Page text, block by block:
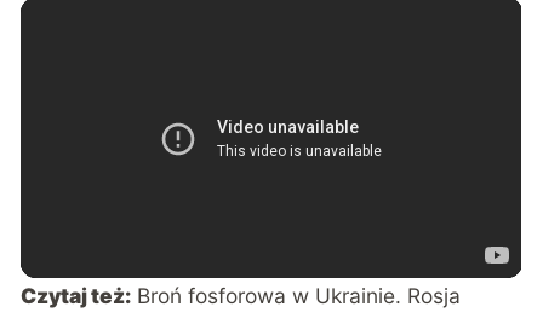
Czytaj też: Broń fosforowa w Ukrainie. Rosja